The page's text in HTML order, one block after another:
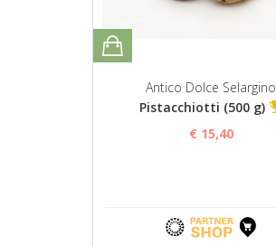
Antico Dolce Selargino
Pistacchiotti (500 g)
€ 15,40